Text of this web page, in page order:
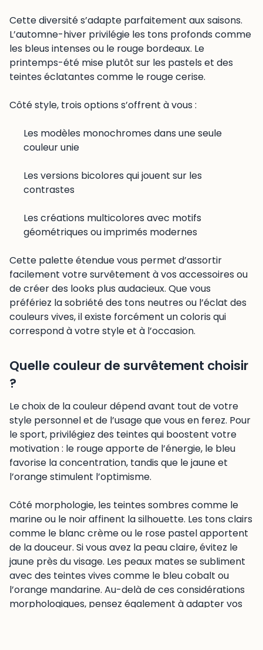
Cette diversité s’adapte parfaitement aux saisons.
L’automne-hiver privilégie les tons profonds comme
les bleus intenses ou le rouge bordeaux. Le
printemps-été mise plutôt sur les pastels et des
teintes éclatantes comme le rouge cerise.
Côté style, trois options s’offrent à vous :
Les modèles monochromes dans une seule
couleur unie
Les versions bicolores qui jouent sur les
contrastes
Les créations multicolores avec motifs
géométriques ou imprimés modernes
Cette palette étendue vous permet d’assortir
facilement votre survêtement à vos accessoires ou
de créer des looks plus audacieux. Que vous
préfériez la sobriété des tons neutres ou l’éclat des
couleurs vives, il existe forcément un coloris qui
correspond à votre style et à l’occasion.
Quelle couleur de survêtement choisir
?
Le choix de la couleur dépend avant tout de votre
style personnel et de l’usage que vous en ferez. Pour
le sport, privilégiez des teintes qui boostent votre
motivation : le rouge apporte de l’énergie, le bleu
favorise la concentration, tandis que le jaune et
l’orange stimulent l’optimisme.
Côté morphologie, les teintes sombres comme le
marine ou le noir affinent la silhouette. Les tons clairs
comme le blanc crème ou le rose pastel apportent
de la douceur. Si vous avez la peau claire, évitez le
jaune près du visage. Les peaux mates se subliment
avec des teintes vives comme le bleu cobalt ou
l’orange mandarine. Au-delà de ces considérations
morphologiques, pensez également à adapter vos